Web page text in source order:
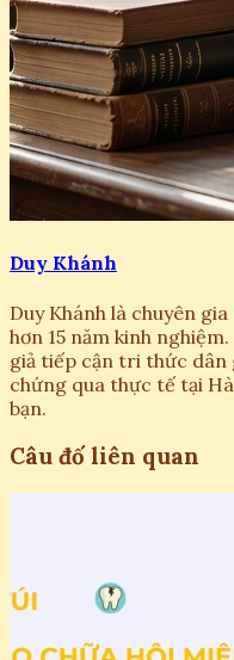
Duy Khánh
Duy Khánh là chuyên
hơn 15 năm kinh
giả tiếp cận tri thức
chứng qua thực tế tại
bạn.
Câu đố liên quan